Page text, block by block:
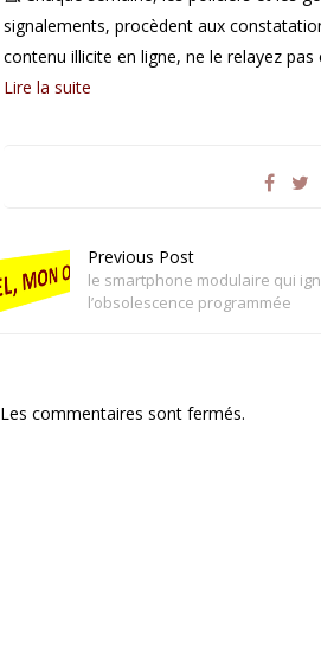
signalements, procèdent aux
contenu illicite en ligne, ne le relayez
Lire la suite
Previous Post
le smartphone modulaire qui
l’obsolescence programmée
Les commentaires sont fermés.